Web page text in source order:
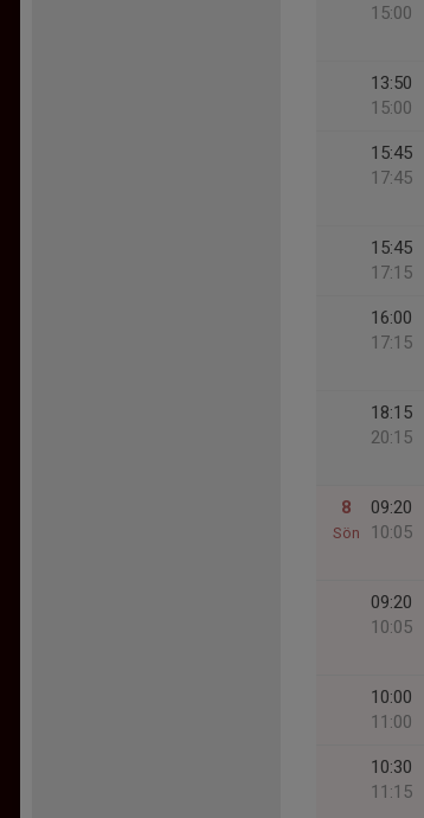
15:00
13:50
15:00
15:45
17:45
15:45
17:15
16:00
17:15
18:15
20:15
8
Sön
09:20
10:05
09:20
10:05
10:00
11:00
10:30
11:15